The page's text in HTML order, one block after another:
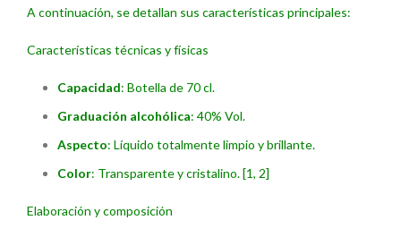
A continuación, se detallan sus características principales:
Características técnicas y físicas
Capacidad: Botella de 70 cl.
Graduación alcohólica: 40% Vol.
Aspecto: Líquido totalmente limpio y brillante.
Color: Transparente y cristalino.[1, 2]
Elaboración y composición